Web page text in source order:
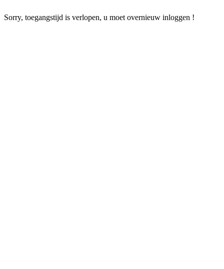
Sorry, toegangstijd is verlopen, u moet overnieuw inloggen !